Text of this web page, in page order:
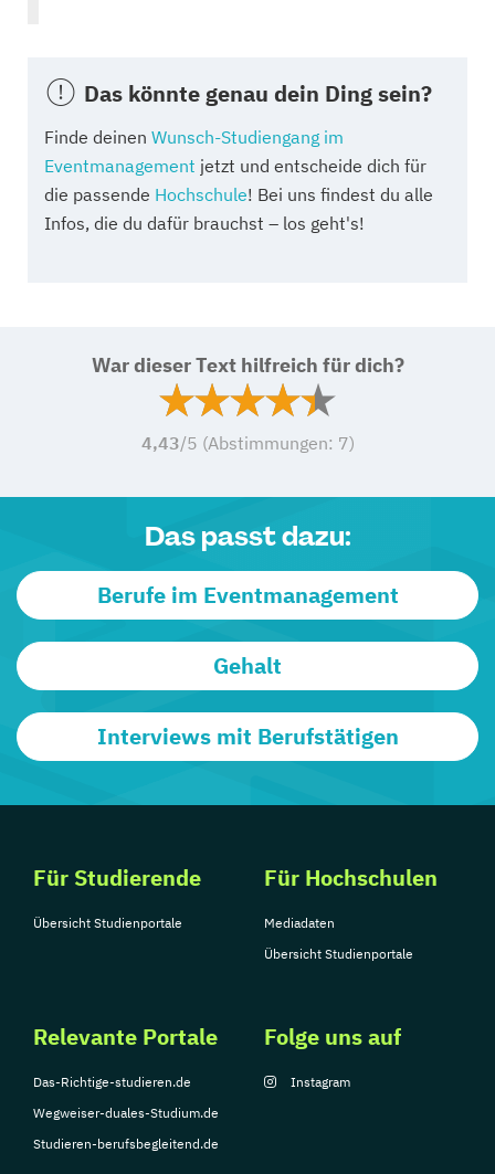
Das könnte genau dein Ding sein?
Finde deinen Wunsch-Studiengang im
Eventmanagement jetzt und entscheide dich für
die passende Hochschule! Bei uns findest du alle
Infos, die du dafür brauchst – los geht's!
War dieser Text hilfreich für dich?
4,43/5 (Abstimmungen: 7)
Das passt dazu:
Berufe im Eventmanagement
Gehalt
Interviews mit Berufstätigen
Für Studierende
Übersicht Studienportale
Für Hochschulen
Mediadaten
Übersicht Studienportale
Relevante Portale
Das-Richtige-studieren.de
Wegweiser-duales-Studium.de
Studieren-berufsbegleitend.de
Folge uns auf
Instagram